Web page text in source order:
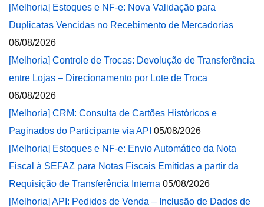
[Melhoria] Estoques e NF-e: Nova Validação para
Duplicatas Vencidas no Recebimento de Mercadorias
06/08/2026
[Melhoria] Controle de Trocas: Devolução de Transferência
entre Lojas – Direcionamento por Lote de Troca
06/08/2026
[Melhoria] CRM: Consulta de Cartões Históricos e
Paginados do Participante via API 05/08/2026
[Melhoria] Estoques e NF-e: Envio Automático da Nota
Fiscal à SEFAZ para Notas Fiscais Emitidas a partir da
Requisição de Transferência Interna 05/08/2026
[Melhoria] API: Pedidos de Venda – Inclusão de Dados de